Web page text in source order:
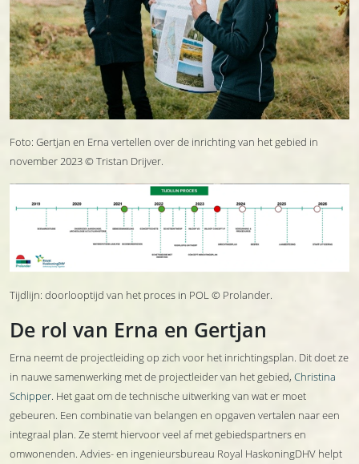
Foto: Gertjan en Erna vertellen over de inrichting van het gebied in
november 2023 © Tristan Drijver.
Tijdlijn: doorlooptijd van het proces in POL © Prolander.
De rol van Erna en Gertjan
Erna neemt de projectleiding op zich voor het inrichtingsplan. Dit doet ze
in nauwe samenwerking met de projectleider van het gebied, Christina
Schipper. Het gaat om de technische uitwerking van wat er moet
gebeuren. Een combinatie van belangen en opgaven vertalen naar een
integraal plan. Ze stemt hiervoor veel af met gebiedspartners en
omwonenden. Advies- en ingenieursbureau Royal HaskoningDHV helpt